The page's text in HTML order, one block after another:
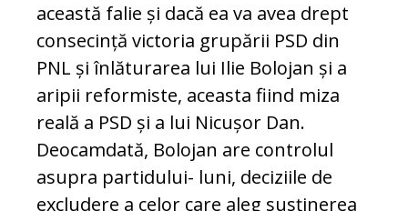
această falie și dacă ea va avea drept
consecință victoria grupării PSD din
PNL și înlăturarea lui Ilie Bolojan și a
aripii reformiste, aceasta fiind miza
reală a PSD și a lui Nicușor Dan.
Deocamdată, Bolojan are controlul
asupra partidului- luni, deciziile de
excludere a celor care aleg susținerea